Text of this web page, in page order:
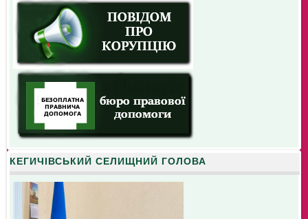
КЕГИЧІВСЬКИЙ СЕЛИЩНИЙ ГОЛОВА